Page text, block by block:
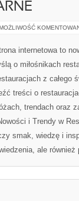
internetowa to
o miłośnikach
z całego
treści o
trendach oraz
i Trendy w
smak, wiedzę i
ale